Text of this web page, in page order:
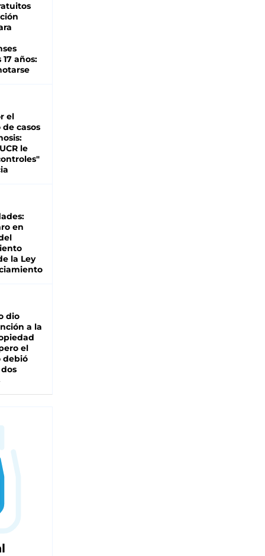
años:
el
casos
le
en
la Ley
dio
a la
el
debió